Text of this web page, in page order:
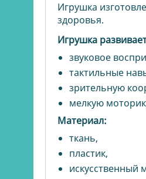
Игрушка
здоровья.
Игрушка
звуковое
тактильные
зрительную
мелкую
Материал:
ткань,
пластик,
искусственный